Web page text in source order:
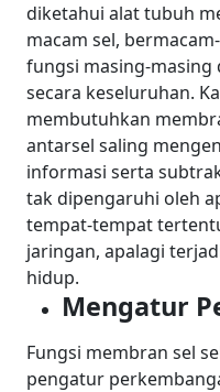
diketahui alat tubuh
macam sel,
fungsi masing-masing
secara keseluruhan.
membutuhkan
antarsel saling
informasi serta
tak dipengaruhi oleh
tempat-tempat
jaringan, apalagi
hidup.
Mengatur
Fungsi membran sel
pengatur